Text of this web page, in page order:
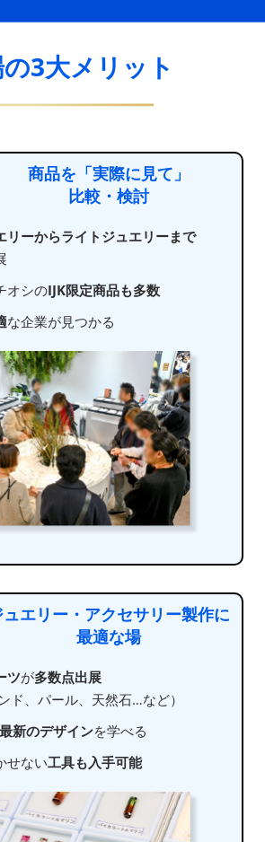
3大メリット
商品を「実際に見て」
比較・検討
リーからライトジュエリーまで
オシのIJK限定商品も多数
な企業が見つかる
ュエリー・アクセサリー製作に
最適な場
ツが多数点出展
ド、パール、天然石…など）
新のデザインを学べる
せない工具も入手可能